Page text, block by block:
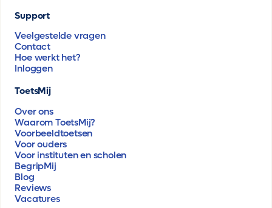
Support
Veelgestelde vragen
Contact
Hoe werkt het?
Inloggen
ToetsMij
Over ons
Waarom ToetsMij?
Voorbeeldtoetsen
Voor ouders
Voor instituten en scholen
BegripMij
Blog
Reviews
Vacatures